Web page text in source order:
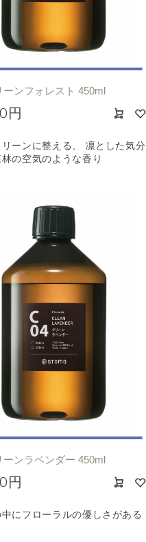
ーンフォレスト 450ml
円
ーンに整える、 凛とした気分
の空気のような香り
ーンラベンダー 450ml
円
にフローラルの優しさがある